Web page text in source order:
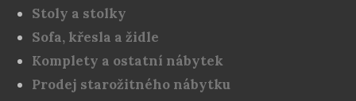
Stoly a stolky
Sofa, křesla a židle
Komplety a ostatní nábytek
Prodej starožitného nábytku